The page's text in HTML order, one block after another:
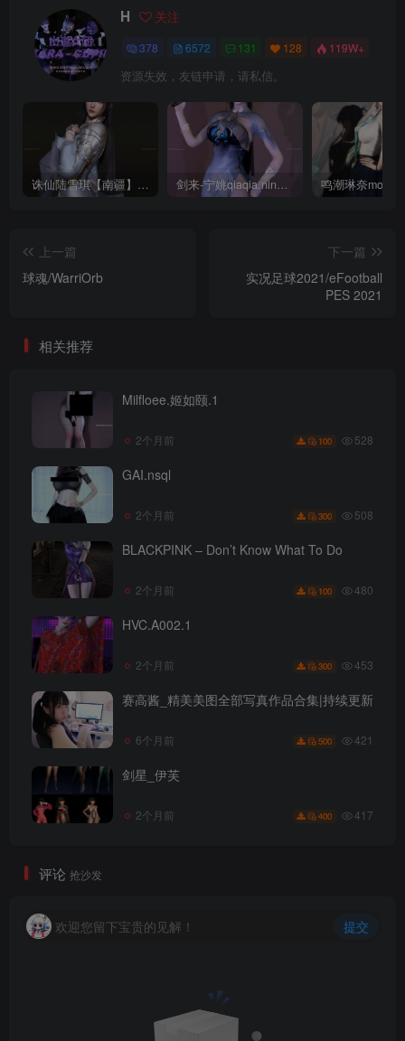
H 关注
378 6572 131 128 119W+
资源失效，友链申请，请私信。
诛仙陆雪琪【南疆】CoveRig 剑来-宁姚qiaqia.ningyao-re.1
上一篇
球魂/WarriOrb
下一篇
实况足球2021/eFootball
PES 2021
相关推荐
Milfloee.姬如颐.1
2个月前 100 528
GAI.nsql
2个月前 300 508
BLACKPINK – Don’t Know What To Do
2个月前 100 480
HVC.A002.1
2个月前 300 453
赛高酱_精美美图全部写真作品合集|持续更新
6个月前 500 421
剑星_伊芙
2个月前 400 417
评论 抢沙发
欢迎您留下宝贵的见解！ 提交